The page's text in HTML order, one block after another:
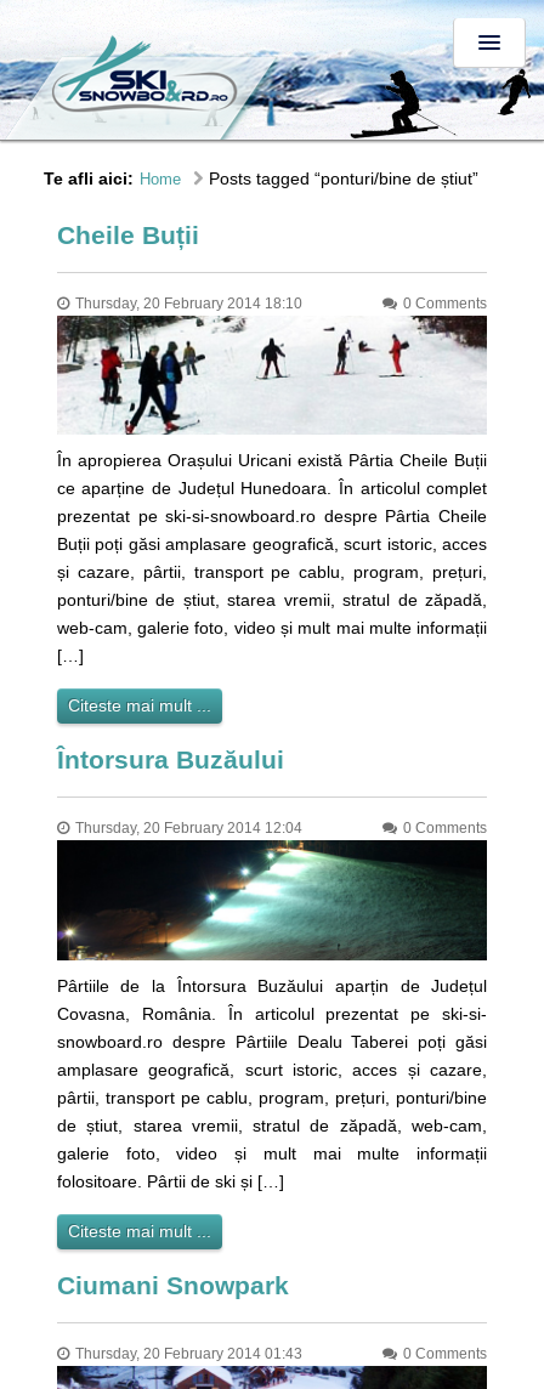
Te afli aici: Home Posts tagged “ponturi/bine de știut”
Cheile Buții
Thursday, 20 February 2014 18:10 0 Comments
În apropierea Orașului Uricani există Pârtia Cheile Buții
ce aparține de Județul Hunedoara. În articolul complet
prezentat pe ski-si-snowboard.ro despre Pârtia Cheile
Buții poți găsi amplasare geografică, scurt istoric, acces
și cazare, pârtii, transport pe cablu, program, prețuri,
ponturi/bine de știut, starea vremii, stratul de zăpadă,
web-cam, galerie foto, video și mult mai multe informații
[…]
Citeste mai mult ...
Întorsura Buzăului
Thursday, 20 February 2014 12:04 0 Comments
Pârtiile de la Întorsura Buzăului aparțin de Județul
Covasna, România. În articolul prezentat pe ski-si-
snowboard.ro despre Pârtiile Dealu Taberei poți găsi
amplasare geografică, scurt istoric, acces și cazare,
pârtii, transport pe cablu, program, prețuri, ponturi/bine
de știut, starea vremii, stratul de zăpadă, web-cam,
galerie foto, video și mult mai multe informații
folositoare. Pârtii de ski și […]
Citeste mai mult ...
Ciumani Snowpark
Thursday, 20 February 2014 01:43 0 Comments